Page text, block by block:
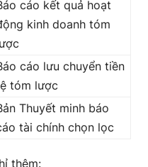
cáo kết quả hoạt
kinh doanh tóm
cáo lưu chuyển tiền
tóm lược
Thuyết minh báo
tài chính chọn lọc
thêm: